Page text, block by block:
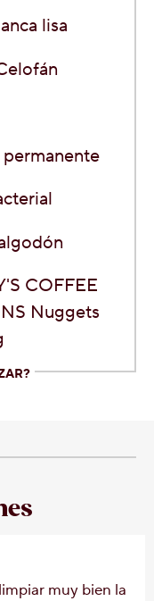
lisa
permanente
COFFEE
Nuggets
muy bien la